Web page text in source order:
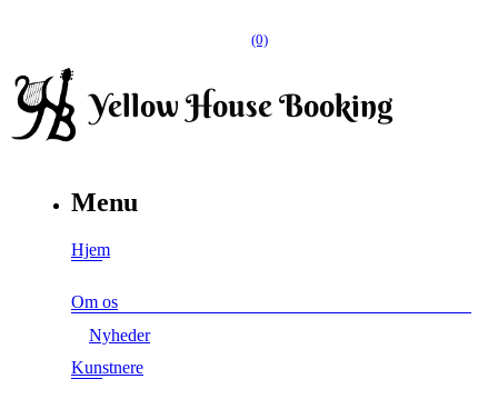
(0)
Menu
Hjem
Om os
Nyheder
Kunstnere